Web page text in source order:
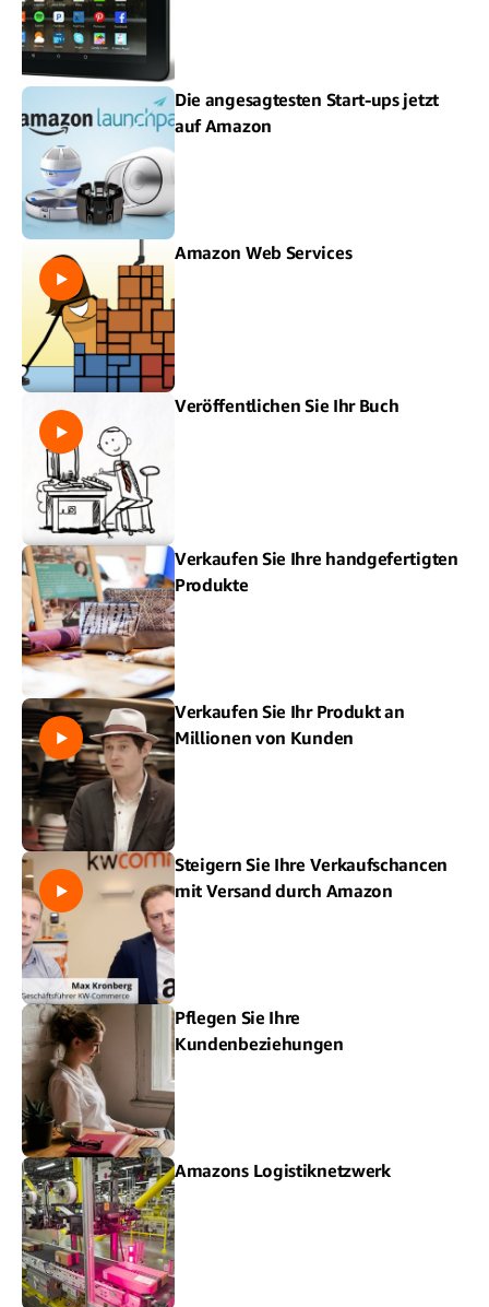
Die angesagtesten Start-ups jetzt
auf Amazon
Amazon Web Services
Veröffentlichen Sie Ihr Buch
Verkaufen Sie Ihre handgefertigten
Produkte
Verkaufen Sie Ihr Produkt an
Millionen von Kunden
Steigern Sie Ihre Verkaufschancen
mit Versand durch Amazon
Pflegen Sie Ihre
Kundenbeziehungen
Amazons Logistiknetzwerk